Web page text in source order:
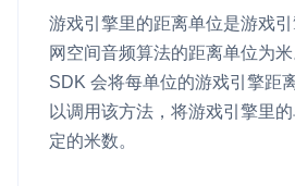
游戏引擎里的距离单位是游戏
网空间音频算法的距离单位为米
SDK 会将每单位的游戏引擎距
以调用该方法，将游戏引擎里
定的米数。